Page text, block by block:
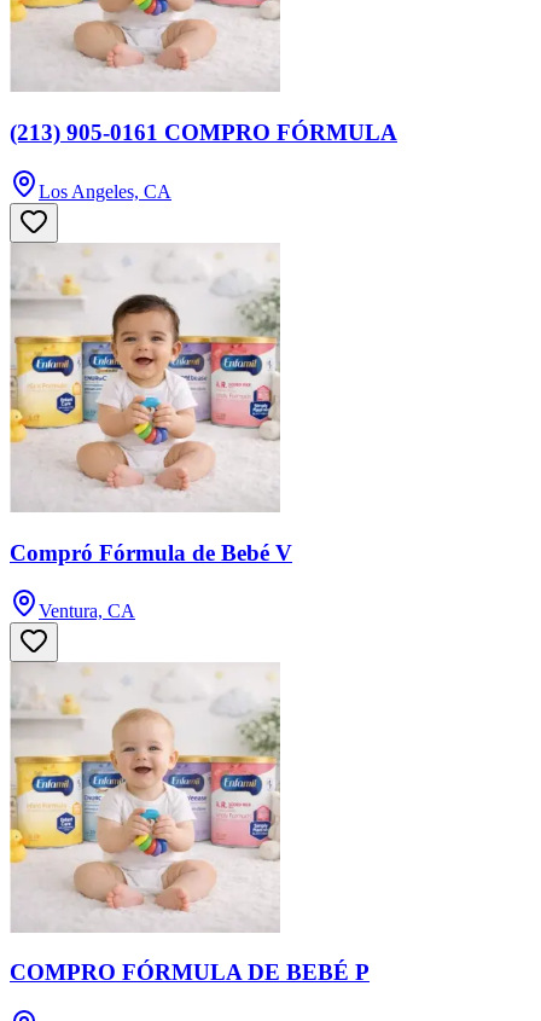
(213) 905-0161 COMPRO FÓRMULA
Los Angeles, CA
Compró Fórmula de Bebé V
Ventura, CA
COMPRO FÓRMULA DE BEBÉ P